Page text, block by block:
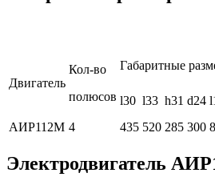
Двигатель
Кол-во
полюсов
Габаритные
l30 l33 h31 d24
АИР112М 4 435 520 285 300
Электродвигатель